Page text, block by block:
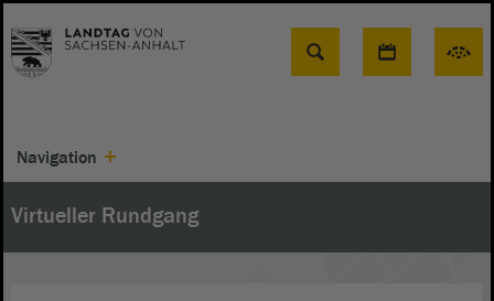
Suche
Navigation
Virtueller Rundgang